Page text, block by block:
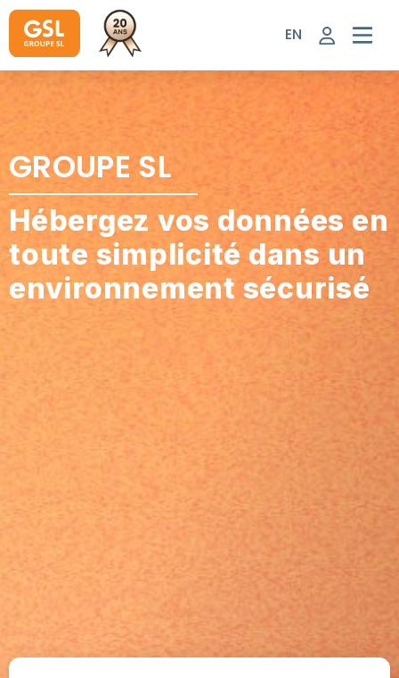
Aller
au
contenu
EN
GROUPE SL
Hébergez vos données en
toute simplicité dans un
environnement sécurisé